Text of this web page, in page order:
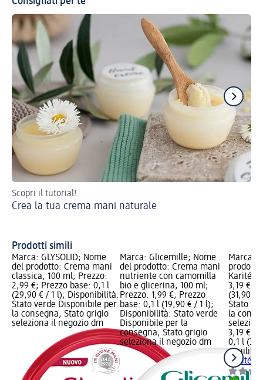
Scopri il tutorial!
Crea la tua crema mani naturale
Prodotti simili
Marca: GLYSOLID; Nome
del prodotto: Crema mani
classica, 100 ml; Prezzo:
2,99 €; Prezzo base: 0,1 l
(29,90 € / 1 l); Disponibilità:
Stato verde Disponibile per
la consegna, Stato grigio
seleziona il negozio dm
Marca: Glicemille; Nome
del prodotto: Crema mani
nutriente con camomilla
bio e glicerina, 100 ml;
Prezzo: 1,99 €; Prezzo
base: 0,1 l (19,90 € / 1 l);
Disponibilità: Stato verde
Disponibile per la
consegna, Stato grigio
seleziona il negozio dm
Marca:
Karité,
3,19 €;
(31,90 €
Stato
la
3,19 €
0,1 l
equilibra
Karité,